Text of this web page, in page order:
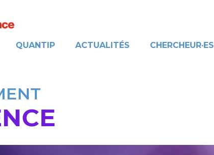
QUANTIP ACTUALITÉS CHERCHEUR·ES